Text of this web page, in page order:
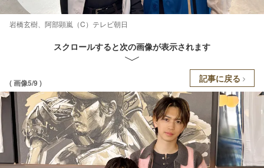
岩橋玄樹、阿部顕嵐（C）テレビ朝日
スクロールすると次の画像が表示されます
( 画像5/9 ) 記事に戻る